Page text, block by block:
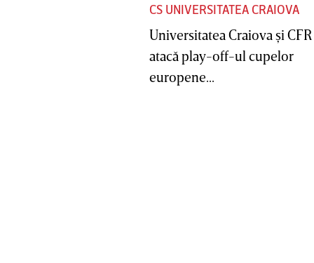
CS UNIVERSITATEA CRAIOVA
Universitatea Craiova şi
atacă play-off-ul cupelor
europene...